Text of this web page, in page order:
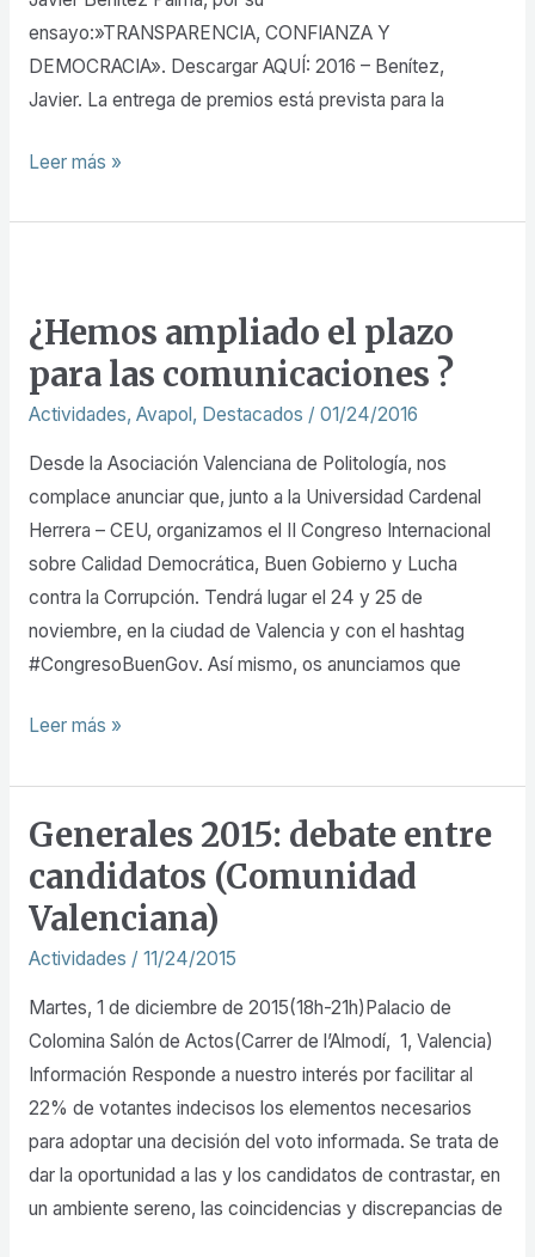
ensayo:»TRANSPARENCIA, CONFIANZA Y
DEMOCRACIA». Descargar AQUÍ: 2016 – Benítez,
Javier. La entrega de premios está prevista para la
Leer más »
¿Hemos ampliado el plazo
para las comunicaciones ?
Actividades, Avapol , Destacados / 01/24/2016
Desde la Asociación Valenciana de Politología, nos
complace anunciar que, junto a la Universidad Cardenal
Herrera – CEU, organizamos el II Congreso Internacional
sobre Calidad Democrática, Buen Gobierno y Lucha
contra la Corrupción. Tendrá lugar el 24 y 25 de
noviembre, en la ciudad de Valencia y con el hashtag
#CongresoBuenGov. Así mismo, os anunciamos que
el
plazo
para
comunicaciones
?
Leer más »
Generales 2015: debate entre
candidatos (Comunidad
Valenciana)
Actividades / 11/24/2015
Martes, 1 de diciembre de 2015(18h-21h)Palacio de
Colomina Salón de Actos(Carrer de l’Almodí, 1, Valencia)
Información Responde a nuestro interés por facilitar al
22% de votantes indecisos los elementos necesarios
para adoptar una decisión del voto informada. Se trata de
dar la oportunidad a las y los candidatos de contrastar, en
un ambiente sereno, las coincidencias y discrepancias de
Generales
debate
entre
candidatos
(Comunidad
Valenciana)